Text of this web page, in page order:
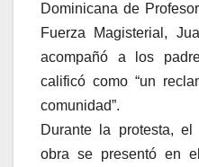
Dominicana de
Fuerza Magisterial,
acompañó a los
calificó como “un
comunidad”.
Durante la protesta,
obra se presentó en